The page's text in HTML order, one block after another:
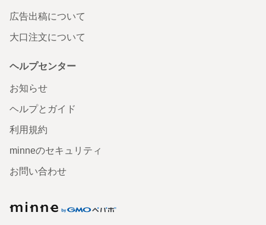
広告出稿について
大口注文について
ヘルプセンター
お知らせ
ヘルプとガイド
利用規約
minneのセキュリティ
お問い合わせ